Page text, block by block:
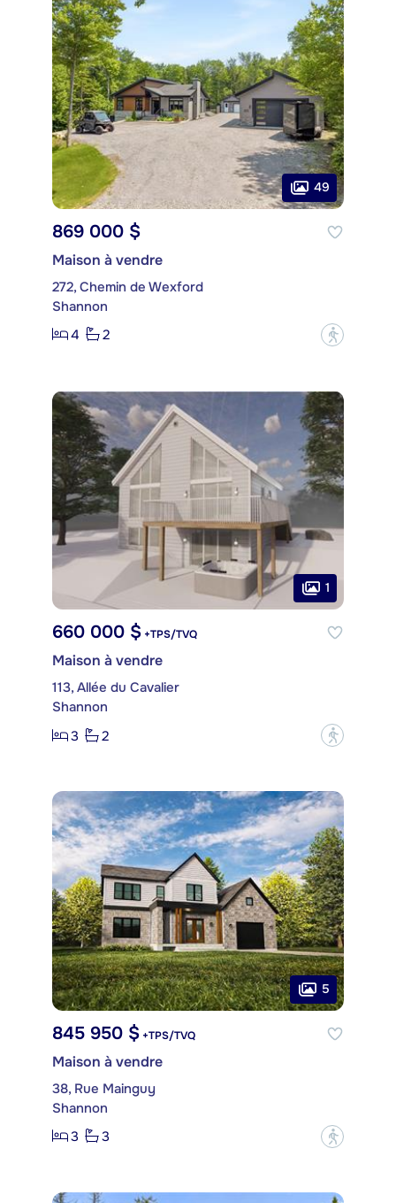
49
869 000 $
Maison à vendre
272, Chemin de Wexford
Shannon
4
2 ?
1
660 000 $ +TPS/TVQ
Maison à vendre
113, Allée du Cavalier
Shannon
3
2 ?
5
845 950 $ +TPS/TVQ
Maison à vendre
38, Rue Mainguy
Shannon
3
3 ?